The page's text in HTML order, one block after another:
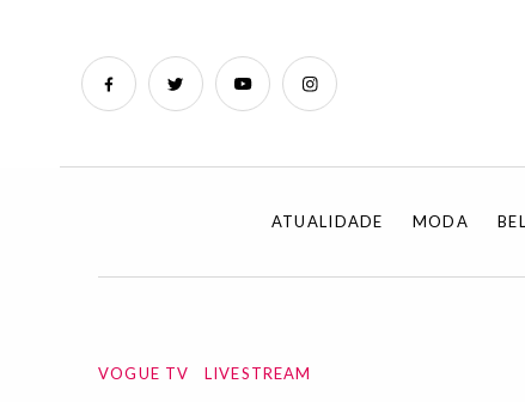
ATUALIDADE MODA
VOGUE TV LIVESTREAM